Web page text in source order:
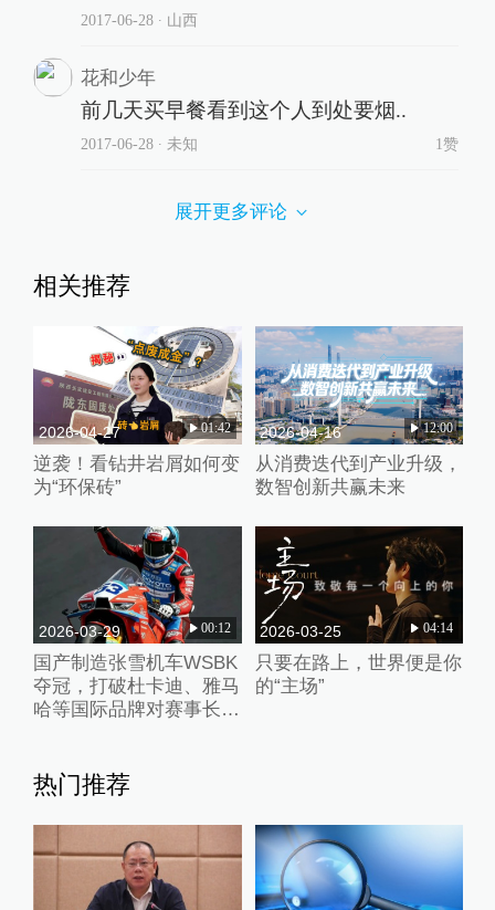
2017-06-28∙ 山西
花和少年
前几天买早餐看到这个人到处要烟..
2017-06-28∙ 未知 1赞
展开更多评论
相关推荐
2026-04-27 01:42
逆袭！看钻井岩屑如何变
为“环保砖”
2026-04-16 12:00
从消费迭代到产业升级，
数智创新共赢未来
2026-03-29 00:12
国产制造张雪机车WSBK
夺冠，打破杜卡迪、雅马
哈等国际品牌对赛事长期
2026-03-25 04:14
只要在路上，世界便是你
的“主场”
热门推荐